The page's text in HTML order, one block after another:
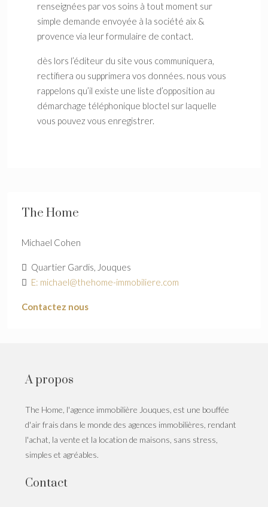
renseignées par vos soins à tout moment sur
simple demande envoyée à la société aix &
provence via leur formulaire de contact.
dès lors l’éditeur du site vous communiquera,
rectifiera ou supprimera vos données. nous vous
rappelons qu’il existe une liste d’opposition au
démarchage téléphonique bloctel sur laquelle
vous pouvez vous enregistrer.
The Home
Michael Cohen
Quartier Gardis, Jouques
E: michael@thehome-immobiliere.com
Contactez nous
A propos
The Home, l'agence immobilière Jouques, est une bouffée
d'air frais dans le monde des agences immobilières, rendant
l'achat, la vente et la location de maisons, sans stress,
simples et agréables.
Contact